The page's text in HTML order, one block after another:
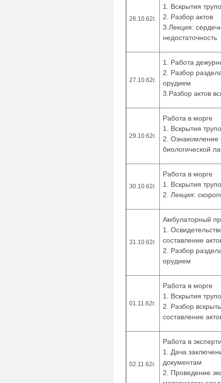
26.10.62г.
1. Вскрытия
2. Разбор актов
3.Лекция:
недостаточность
27.10.62г.
1. Работа
2. Разбор
орудием
3.Разбор актов
29.10.62г.
Работа в морге
1. Вскрытия
2. Ознакомление
биологической
30.10.62г.
Работа в морге
1. Вскрытия
2. Лекция:
31.10.62г.
Амбулаторный
1.
составление
2. Разбор
орудием
01.11.62г.
Работа в морге
1. Вскрытия
2. Разбор
составление
02.11.62г.
Работа в
1. Дача
документам
2. Проведение